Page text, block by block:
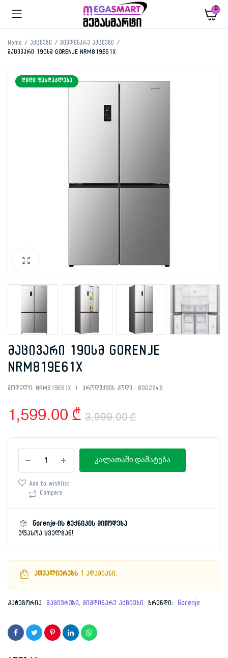
0
Home აქციები
მიმდინარე აქციები
მაცივარი 190სმ GORENJE NRM819E61X
ᲓᲘᲓᲘ ᲤᲐᲡᲓᲐᲙᲚᲔᲑᲐ
მაცივარი 190სმ GORENJE
NRM819E61X
მოდელი: NRM819E61X პროდუქტის კოდი : 8002948
3,999.00₾
Original
price
3,999.00 ₾.
1,599.00 ₾
Current
price
1,599.00 ₾.
190სმ
GORENJE
NRM819E61X
რაოდენობა
კალათაში დამატება
Add to wishlist
Compare
Gorenje-ის ტექნიკის მიწოდება
უფასოა ყველგან!
ათვალიერებს 1 ადამიანი.
კატეგორია მაცივრები,მიმდინარე აქციები ბრენდი: Gorenje